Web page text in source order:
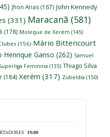
Jhon Arias (167) John Kennedy
(331) Maracanã (581)
(178) Moleque de Xerém (145)
(156) Mário Bittencourt
Henrique Ganso (262) Samuel
Feminina (135) Thiago Silva
(184) Xerém (317) Zubeldía (150)
19:00